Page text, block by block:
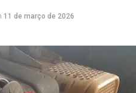
11 de março de 2026